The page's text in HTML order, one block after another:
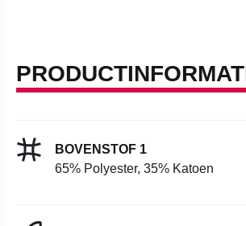
BOVENSTOF 1
65% Polyester, 35% Katoen